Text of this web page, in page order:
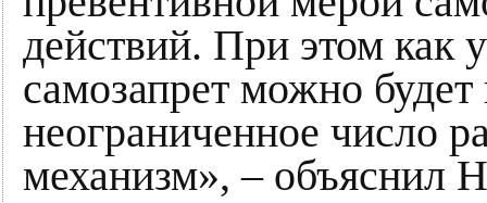
действий. При этом как
самозапрет можно
неограниченное число
механизм», – объяснил